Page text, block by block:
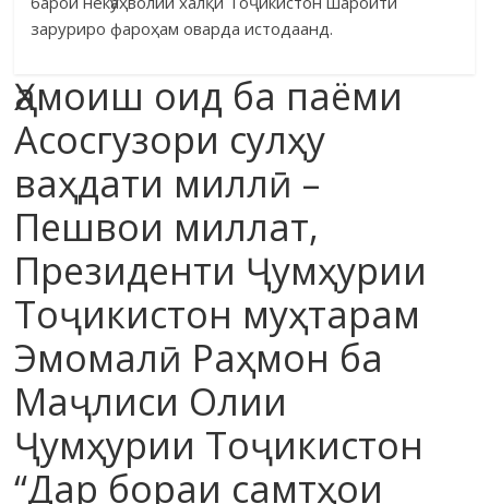
заруриро фароҳам оварда исто­даанд.
Ҳамоиш оид ба паёми
Асосгузори сулҳу
ваҳдати миллӣ –
Пешвои миллат,
Президенти Ҷумҳурии
Тоҷикистон муҳтарам
Эмомалӣ Раҳмон ба
Маҷлиси Олии
Ҷумҳурии Тоҷикистон
“Дар бораи самтҳои